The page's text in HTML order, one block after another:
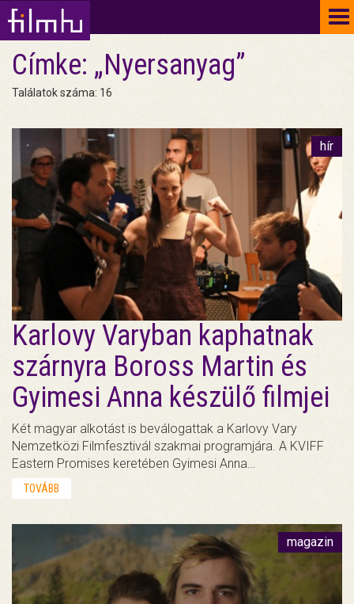
Címke: „Nyersanyag”
Találatok száma: 16
hír
Karlovy Varyban kaphatnak
szárnyra Boross Martin és
Gyimesi Anna készülő filmjei
Két magyar alkotást is beválogattak a Karlovy Vary
Nemzetközi Filmfesztivál szakmai programjára. A KVIFF
Eastern Promises keretében Gyimesi Anna…
TOVÁBB
magazin